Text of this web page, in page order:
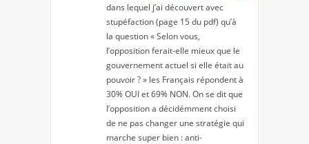
dans lequel j’ai découvert avec
stupéfaction (page 15 du pdf) qu’à
la question « Selon vous,
l’opposition ferait-elle mieux que le
gouvernement actuel si elle était au
pouvoir ? » les Français répondent à
30% OUI et 69% NON. On se dit que
l’opposition a décidémment choisi
de ne pas changer une stratégie qui
marche super bien : anti-